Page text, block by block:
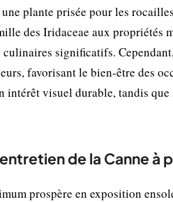
plante prisée pour les
des Iridaceae aux propriétés
significatifs.
favorisant le bien-être des
intérêt visuel durable, tandis
de la Canne à
prospère en exposition